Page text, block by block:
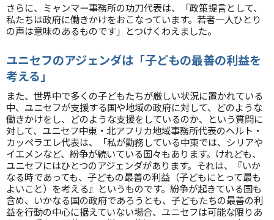
さらに、ミャンマー事務所の功刀代表は、「政策提言として、
私たちは政府に働きかけをおこなっています。若者一人ひとり
の声は意味のあるものです」とつけくわえました。
ユニセフのアジェンダは「子どもの最善の利益を
考える」
また、世界中で多くの子どもたちが厳しい状況に置かれている
中、ユニセフが支援する国や地域の政府に対して、どのような
働きかけをし、どのような支援をしているのか、という質問に
対して、ユニセフ中東・北アフリカ地域事務所代表のヘルト・
カッペラエレ代表は、「私が勤務している中東では、シリアや
イエメンなど、紛争が続いている国々もあります。けれども、
ユニセフにはひとつのアジェンダがあります。それは、『いか
なる時であっても、子どもの最善の利益（子どもにとって最も
よいこと）を考える』というものです。紛争が起きている国も
含め、いかなる国の政府であろうとも、子どもたちの最善の利
益を行動の中心に据えていない場合、ユニセフは可能な限りあ